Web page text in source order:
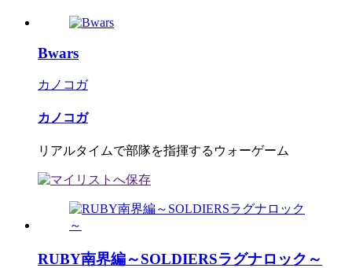
Bwars
カノコガ
カノコガ
リアルタイムで部隊を指揮するウォーゲーム
RUBY南界編～SOLDIERSラグナロック～